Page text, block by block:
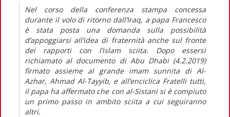
Nel corso della conferenza stampa concessa
durante il volo di ritorno dall’Iraq, a papa Francesco
è stata posta una domanda sulla possibilità
d’appoggiarsi all’idea di fraternità anche sul fronte
dei rapporti con l’islam sciita. Dopo essersi
richiamato al documento di Abu Dhabi (4.2.2019)
firmato assieme al grande imam sunnita di Al-
Azhar, Ahmad Al-Tayyib, e all’enciclica Fratelli tutti,
il papa ha affermato che con al-Sistani si è compiuto
un primo passo in ambito sciita a cui seguiranno
altri.